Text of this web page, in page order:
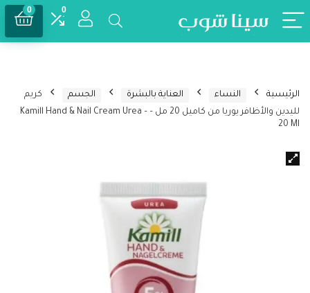
0
0
الرئيسية النساء العناية بالبشرة الجسم
كريم
لليدين والأظافر يوريا من كاميل 20 مل – Kamill Hand & Nail Cream Urea –
20 Ml